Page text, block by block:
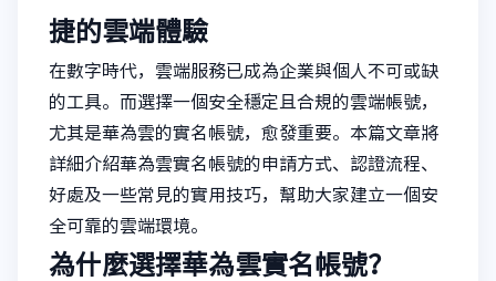
捷的雲端體驗
在數字時代，雲端服務已成為企業與個人不可或缺
的工具。而選擇一個安全穩定且合規的雲端帳號，
尤其是華為雲的實名帳號，愈發重要。本篇文章將
詳細介紹華為雲實名帳號的申請方式、認證流程、
好處及一些常見的實用技巧，幫助大家建立一個安
全可靠的雲端環境。
為什麼選擇華為雲實名帳號？